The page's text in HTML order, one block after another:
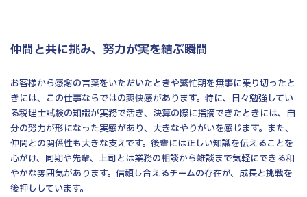
仲間と共に挑み、努力が実を結ぶ瞬間
お客様から感謝の言葉をいただいたときや繁忙期を無事に乗り切ったと
きには、この仕事ならではの爽快感があります。特に、日々勉強してい
る税理士試験の知識が実務で活き、決算の際に指摘できたときには、自
分の努力が形になった実感があり、大きなやりがいを感じます。また、
仲間との関係性も大きな支えです。後輩には正しい知識を伝えることを
心がけ、同期や先輩、上司とは業務の相談から雑談まで気軽にできる和
やかな雰囲気があります。信頼し合えるチームの存在が、成長と挑戦を
後押ししています。